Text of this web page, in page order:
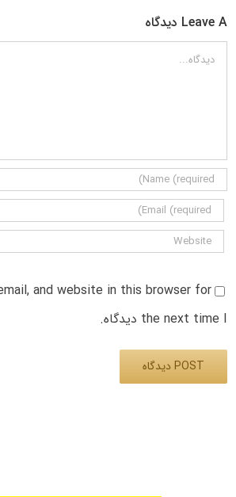
Leave A دیدگاه
دیدگاه
and website in this browser for
the next time I دیدگاه.